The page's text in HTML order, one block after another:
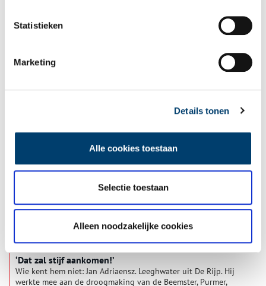
Statistieken
Marketing
Details tonen
Alle cookies toestaan
Selectie toestaan
Alleen noodzakelijke cookies
gevat
fotografeerde hij, ondertussen overspoeld door buiswater. Zijn
gelegenheid gunstig was, knipte hij tussen de jasslippen door
kroop hij zo nodig tussen de benen van de redders om onder
hun wijde oliejassen een filmpje te verwisselen, maar helaas
gingen redders op een gegeven moment over op het dragen
van overalls. Weg schuilplek.
‘Dat zal stijf aankomen!’
Wie kent hem niet: Jan Adriaensz. Leeghwater uit De Rijp. Hij
werkte mee aan de droogmaking van de Beemster, Purmer,